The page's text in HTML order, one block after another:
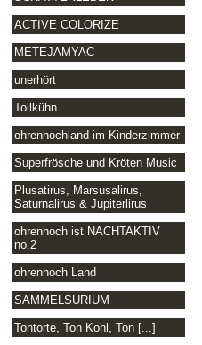
ACTIVE COLORIZE
METEJAMYAC
unerhört
Tollkühn
ohrenhochland im Kinderzimmer
Superfrösche und Kröten Music
Plusatirus, Marsusalirus,
Saturnalirus & Jupiterlirus
ohrenhoch ist NACHTAKTIV
no.2
ohrenhoch Land
SAMMELSURIUM
Tontorte, Ton Kohl, Ton [...]